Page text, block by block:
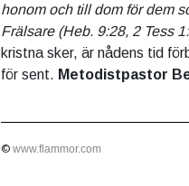
honom och till dom för dem
Frälsare (Heb. 9:28, 2 Tess
kristna sker, är nådens tid
för sent. Metodistpastor
© www.flammor.com